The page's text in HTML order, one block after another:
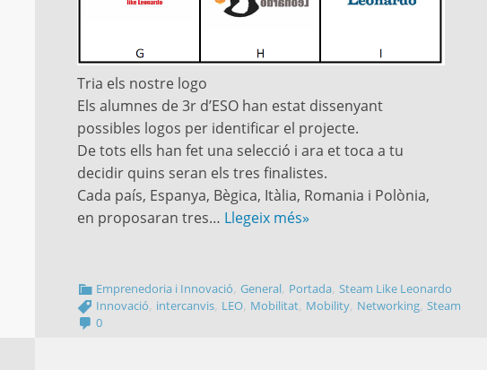
Tria els nostre logo
Els alumnes de 3r d’ESO han estat dissenyant
possibles logos per identificar el projecte.
De tots ells han fet una selecció i ara et toca a tu
decidir quins seran els tres finalistes.
Cada país, Espanya, Bègica, Itàlia, Romania i Polònia,
en proposaran tres… Llegeix més»
Emprenedoria i Innovació ,General Portada ,Steam Like Leonardo
Innovació intercanvis LEO Mobilitat Mobility Networking ,Steam
0